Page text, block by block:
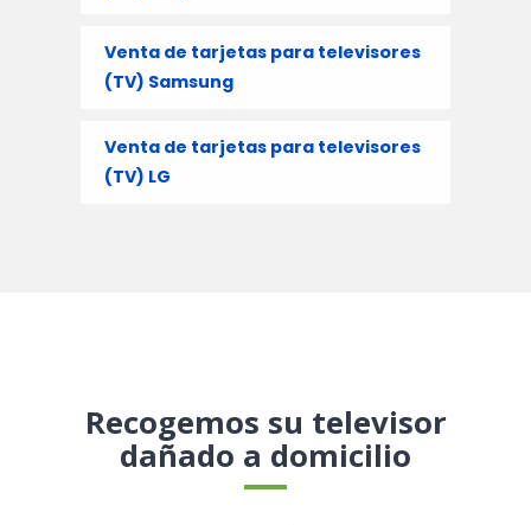
Venta de tarjetas para televisores
(TV) Samsung
Venta de tarjetas para televisores
(TV) LG
Recogemos su televisor
dañado a domicilio